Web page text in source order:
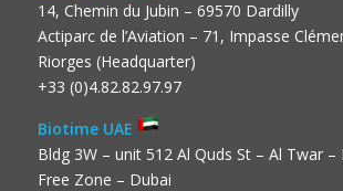
14, Chemin du Jubin – 69570 Dardilly
Actiparc de l’Aviation – 71, Impasse
Riorges (Headquarter)
+33 (0)4.82.82.97.97
Biotime UAE
Bldg 3W – unit 512 Al Quds St – Al Twar
Free Zone – Dubai